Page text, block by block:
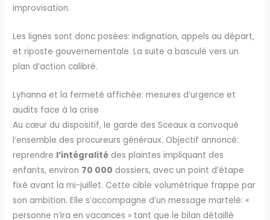
improvisation.
Les lignes sont donc posées: indignation, appels au départ,
et riposte gouvernementale. La suite a basculé vers un
plan d’action calibré.
Lyhanna et la fermeté affichée: mesures d’urgence et
audits face à la crise
Au cœur du dispositif, le garde des Sceaux a convoqué
l’ensemble des procureurs généraux. Objectif annoncé:
reprendre l’intégralité des plaintes impliquant des
enfants, environ 70 000 dossiers, avec un point d’étape
fixé avant la mi-juillet. Cette cible volumétrique frappe par
son ambition. Elle s’accompagne d’un message martelé: «
personne n’ira en vacances » tant que le bilan détaillé